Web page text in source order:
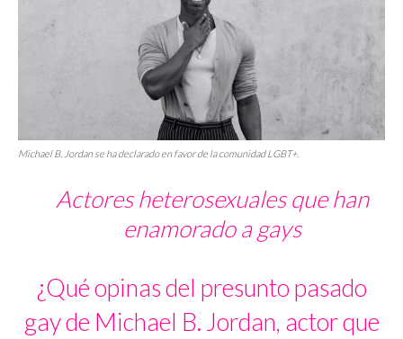
Michael B. Jordan se ha declarado en favor de la comunidad LGBT+.
Actores heterosexuales que han
enamorado a gays
¿Qué opinas del presunto pasado
gay de Michael B. Jordan, actor que